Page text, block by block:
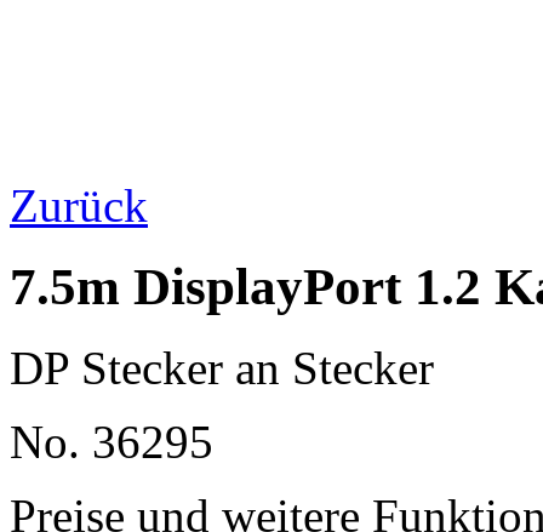
Zurück
7.5m DisplayPort 1.2
DP Stecker an Stecker
No. 36295
Preise und weitere